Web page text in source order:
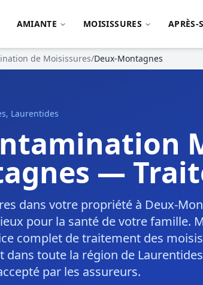
AMIANTE MOISISSURES APRÈS-
de Moisissures/Deux-Montagnes
, Laurentides
—
dans votre propriété à Deux-
pour la santé de votre famille.
complet de traitement des
dans toute la région de
par les assureurs.